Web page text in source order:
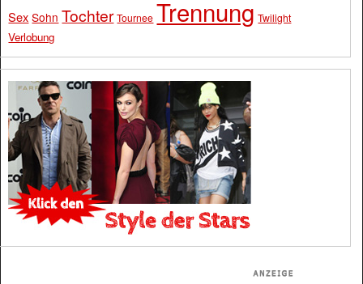
Sex Sohn Tochter Tournee Trennung Twilight
Verlobung